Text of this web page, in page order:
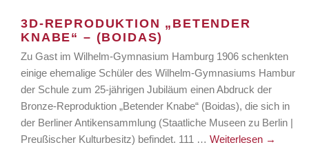
3D-REPRODUKTION „BETENDER
KNABE“ – (BOIDAS)
Zu Gast im Wilhelm-Gymnasium Hamburg 1906 schenkten
einige ehemalige Schüler des Wilhelm-Gymnasiums Hamburg
der Schule zum 25-jährigen Jubiläum einen Abdruck der
Bronze-Reproduktion „Betender Knabe“ (Boidas), die sich in
der Berliner Antikensammlung (Staatliche Museen zu Berlin |
Preußischer Kulturbesitz) befindet. 111 …Weiterlesen →